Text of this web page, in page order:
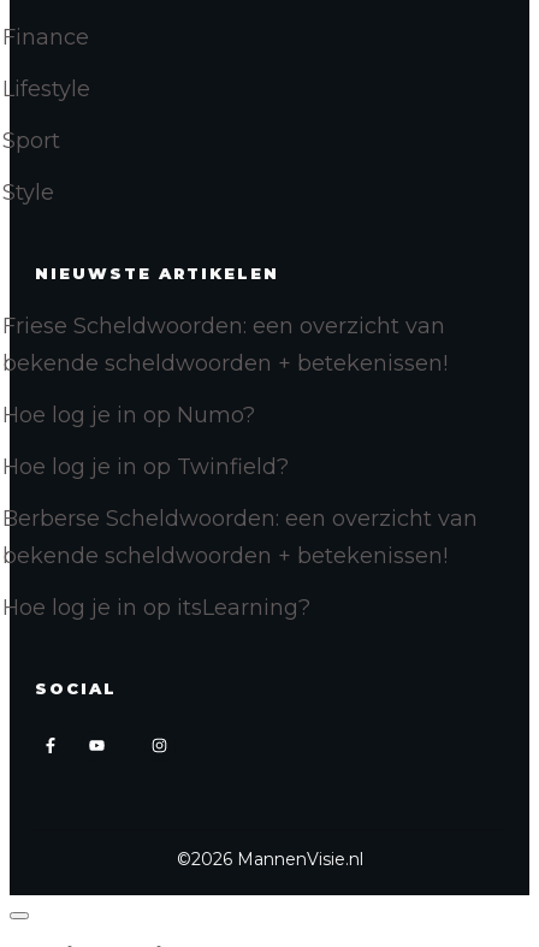
Finance
Lifestyle
Sport
Style
NIEUWSTE ARTIKELEN
Friese Scheldwoorden: een overzicht van
bekende scheldwoorden + betekenissen!
Hoe log je in op Numo?
Hoe log je in op Twinfield?
Berberse Scheldwoorden: een overzicht van
bekende scheldwoorden + betekenissen!
Hoe log je in op itsLearning?
SOCIAL
©2026MannenVisie.nl
Close